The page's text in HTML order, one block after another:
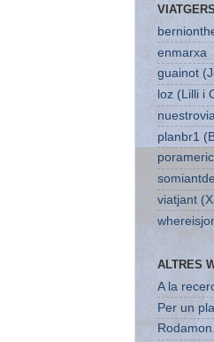
enmarxa
guainot
loz (Lilli i
planbr1
viatjant
ALTRES
A la
Per un